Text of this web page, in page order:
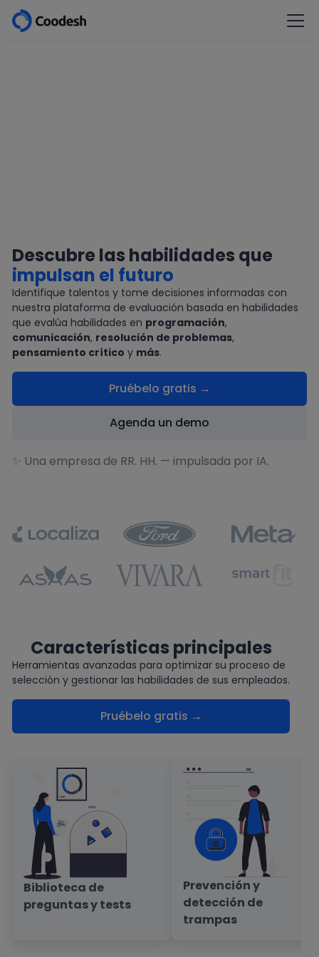
Descubre las habilidades que
impulsan el futuro
Identifique talentos y tome decisiones informadas con
nuestra plataforma de evaluación basada en habilidades
que evalúa habilidades en programación,
comunicación, resolución de problemas,
pensamiento crítico y más.
Pruébelo gratis →
Agenda un demo
✨ Una empresa de RR. HH. — impulsada por IA.
Características principales
Herramientas avanzadas para optimizar su proceso de
selección y gestionar las habilidades de sus empleados.
Pruébelo gratis →
Biblioteca de
preguntas y tests
Prevención y
detección de
trampas